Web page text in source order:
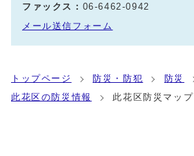
ファックス： 06-6462-0942
メール送信フォーム
トップページ 防災・防犯
防災
此花区の防災情報
此花区防災マップ